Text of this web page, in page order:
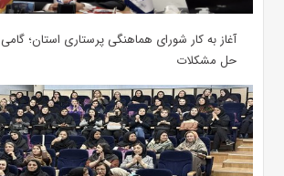
آغاز به کار شورای هماهنگی پرستاری استان؛
حل مشکلات